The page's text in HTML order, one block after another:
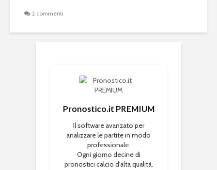
2 commenti
Pronostico.it PREMIUM
Il software avanzato per
analizzare le partite in modo
professionale.
Ogni giorno decine di
pronostici calcio d'alta qualità.